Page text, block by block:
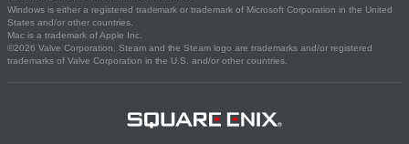
Windows is either a registered trademark or trademark of Microsoft Corporation in the United
States and/or other countries.
Mac is a trademark of Apple Inc.
©2026 Valve Corporation. Steam and the Steam logo are trademarks and/or registered
trademarks of Valve Corporation in the U.S. and/or other countries.